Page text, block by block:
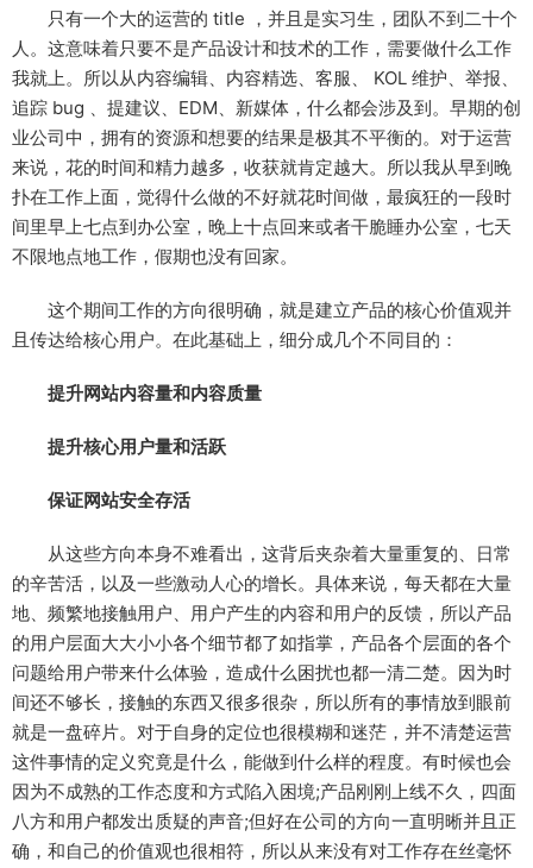
只有一个大的运营的 title ，并且是实习生，团队不到二十个
人。这意味着只要不是产品设计和技术的工作，需要做什么工作
我就上。所以从内容编辑、内容精选、客服、 KOL 维护、举报、
追踪 bug 、提建议、EDM、新媒体，什么都会涉及到。早期的创
业公司中，拥有的资源和想要的结果是极其不平衡的。对于运营
来说，花的时间和精力越多，收获就肯定越大。所以我从早到晚
扑在工作上面，觉得什么做的不好就花时间做，最疯狂的一段时
间里早上七点到办公室，晚上十点回来或者干脆睡办公室，七天
不限地点地工作，假期也没有回家。
这个期间工作的方向很明确，就是建立产品的核心价值观并
且传达给核心用户。在此基础上，细分成几个不同目的：
提升网站内容量和内容质量
提升核心用户量和活跃
保证网站安全存活
从这些方向本身不难看出，这背后夹杂着大量重复的、日常
的辛苦活，以及一些激动人心的增长。具体来说，每天都在大量
地、频繁地接触用户、用户产生的内容和用户的反馈，所以产品
的用户层面大大小小各个细节都了如指掌，产品各个层面的各个
问题给用户带来什么体验，造成什么困扰也都一清二楚。因为时
间还不够长，接触的东西又很多很杂，所以所有的事情放到眼前
就是一盘碎片。对于自身的定位也很模糊和迷茫，并不清楚运营
这件事情的定义究竟是什么，能做到什么样的程度。有时候也会
因为不成熟的工作态度和方式陷入困境;产品刚刚上线不久，四面
八方和用户都发出质疑的声音;但好在公司的方向一直明晰并且正
确，和自己的价值观也很相符，所以从来没有对工作存在丝毫怀